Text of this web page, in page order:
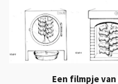
Een filmpje